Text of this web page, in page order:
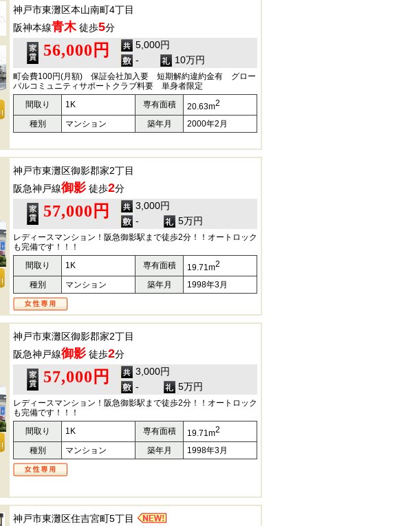
神戸市東灘区本山南町4丁目
阪神本線青木徒歩5分
56,000円
5,000円
-
10万円
町会費100円(月額) 保証会社加入要 短期解約違約金有 グロー
バルコミュニティサポートクラブ料要 単身者限定
間取り
1K 専有面積 20.63m2
種別 マンション 築年月
2000年2月
神戸市東灘区御影郡家2丁目
阪急神戸線御影 徒歩2分
57,000円
3,000円
-
5万円
レディースマンション！阪急御影駅まで徒歩2分！！オートロック
も完備です！！！
間取り
1K 専有面積 19.71m2
種別 マンション 築年月
1998年3月
神戸市東灘区御影郡家2丁目
阪急神戸線御影 徒歩2分
57,000円
3,000円
-
5万円
レディースマンション！阪急御影駅まで徒歩2分！！オートロック
も完備です！！！
間取り
1K 専有面積 19.71m2
種別 マンション 築年月 1998年3月
神戸市東灘区住吉宮町5丁目